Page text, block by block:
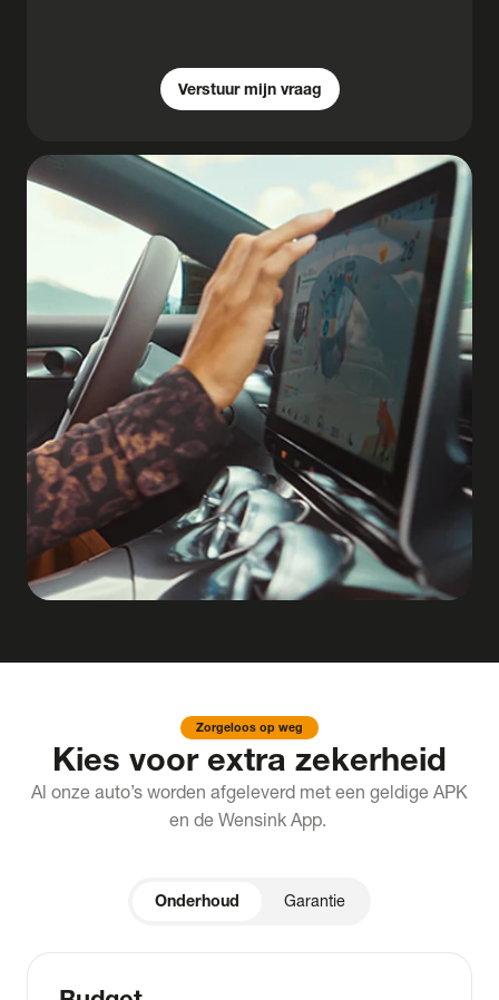
Verstuur mijn vraag
Zorgeloos op weg
Kies voor extra zekerheid
Al onze auto’s worden afgeleverd met een geldige APK
en de Wensink App.
Onderhoud Garantie